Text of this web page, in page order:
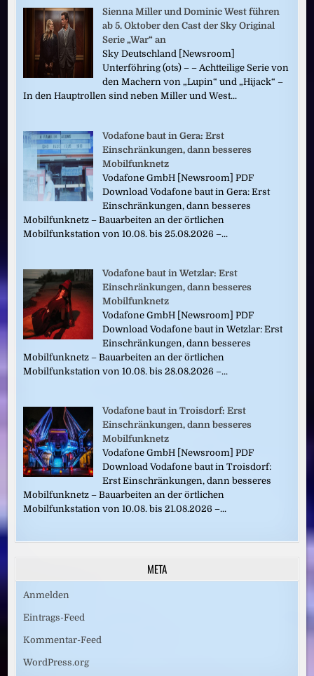
Sienna Miller und Dominic West führen
ab 5. Oktober den Cast der Sky Original
Serie „War“ an
Sky Deutschland [Newsroom]
Unterföhring (ots) – – Achtteilige Serie von
den Machern von „Lupin“ und „Hijack“ –
In den Hauptrollen sind neben Miller und West...
Vodafone baut in Gera: Erst
Einschränkungen, dann besseres
Mobilfunknetz
Vodafone GmbH [Newsroom] PDF
Download Vodafone baut in Gera: Erst
Einschränkungen, dann besseres
Mobilfunknetz – Bauarbeiten an der örtlichen
Mobilfunkstation von 10.08. bis 25.08.2026 –...
Vodafone baut in Wetzlar: Erst
Einschränkungen, dann besseres
Mobilfunknetz
Vodafone GmbH [Newsroom] PDF
Download Vodafone baut in Wetzlar: Erst
Einschränkungen, dann besseres
Mobilfunknetz – Bauarbeiten an der örtlichen
Mobilfunkstation von 10.08. bis 28.08.2026 –...
Vodafone baut in Troisdorf: Erst
Einschränkungen, dann besseres
Mobilfunknetz
Vodafone GmbH [Newsroom] PDF
Download Vodafone baut in Troisdorf:
Erst Einschränkungen, dann besseres
Mobilfunknetz – Bauarbeiten an der örtlichen
Mobilfunkstation von 10.08. bis 21.08.2026 –...
META
Anmelden
Eintrags-Feed
Kommentar-Feed
WordPress.org